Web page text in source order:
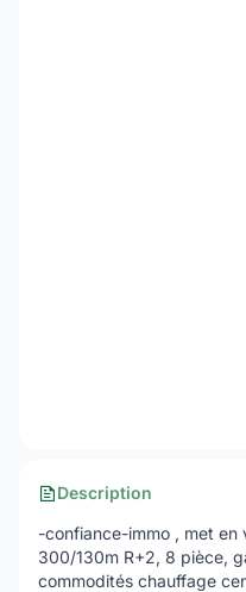
Description
-confiance-immo , met en
300/130m R+2, 8 pièce,
commodités chauffage